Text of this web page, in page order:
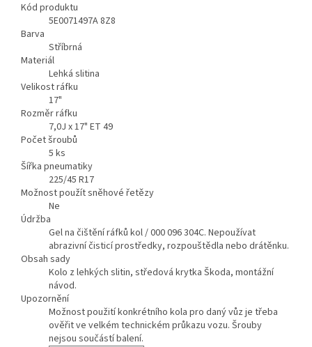
Kód produktu
5E0071497A 8Z8
Barva
Stříbrná
Materiál
Lehká slitina
Velikost ráfku
17"
Rozměr ráfku
7,0J x 17" ET 49
Počet šroubů
5 ks
Šířka pneumatiky
225/45 R17
Možnost použít sněhové řetězy
Ne
Údržba
Gel na čištění ráfků kol / 000 096 304C. Nepoužívat
abrazivní čisticí prostředky, rozpouštědla nebo drátěnku.
Obsah sady
Kolo z lehkých slitin, středová krytka Škoda, montážní
návod.
Upozornění
Možnost použití konkrétního kola pro daný vůz je třeba
ověřit ve velkém technickém průkazu vozu. Šrouby
nejsou součástí balení.